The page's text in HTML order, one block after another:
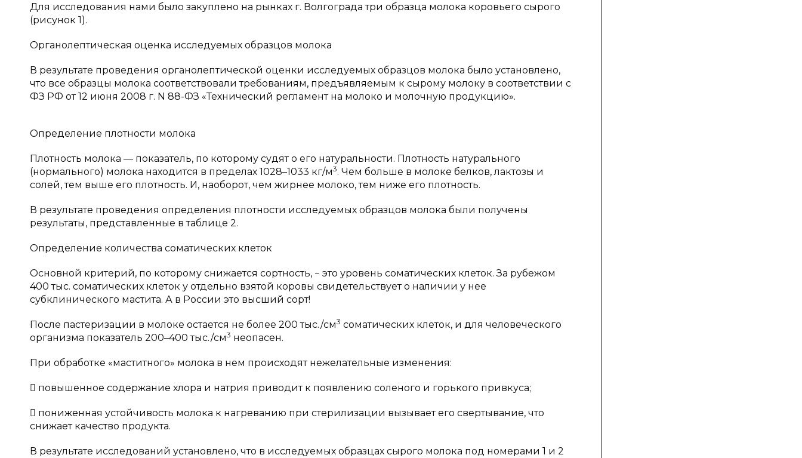
Для исследования нами было закуплено на рынках г. Волгограда три образца молока коровьего сырого
(рисунок 1).
Органолептическая оценка исследуемых образцов молока
В результате проведения органолептической оценки исследуемых образцов молока было установлено,
что все образцы молока соответствовали требованиям, предъявляемым к сырому молоку в соответствии с
ФЗ РФ от 12 июня 2008 г. N 88-ФЗ «Технический регламент на молоко и молочную продукцию».
Определение плотности молока
Плотность молока — показатель, по которому судят о его натуральности. Плотность натурального
(нормального) молока находится в пределах 1028–1033 кг/м3. Чем больше в молоке белков, лактозы и
солей, тем выше его плотность. И, наоборот, чем жирнее молоко, тем ниже его плотность.
В результате проведения определения плотности исследуемых образцов молока были получены
результаты, представленные в таблице 2.
Определение количества соматических клеток
Основной критерий, по которому снижается сортность, − это уровень соматических клеток. За рубежом
400 тыс. соматических клеток у отдельно взятой коровы свидетельствует о наличии у нее
субклинического мастита. А в России это высший сорт!
После пастеризации в молоке остается не более 200 тыс./см3 соматических клеток, и для человеческого
организма показатель 200–400 тыс./см3 неопасен.
При обработке «маститного» молока в нем происходят нежелательные изменения:
 повышенное содержание хлора и натрия приводит к появлению соленого и горького привкуса;
 пониженная устойчивость молока к нагреванию при стерилизации вызывает его свертывание, что
снижает качество продукта.
В результате исследований установлено, что в исследуемых образцах сырого молока под номерами 1 и 2